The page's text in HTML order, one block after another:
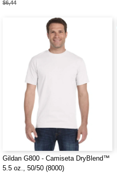
$6,44
Gildan G800 - Camiseta DryBlend™
5.5 oz., 50/50 (8000)